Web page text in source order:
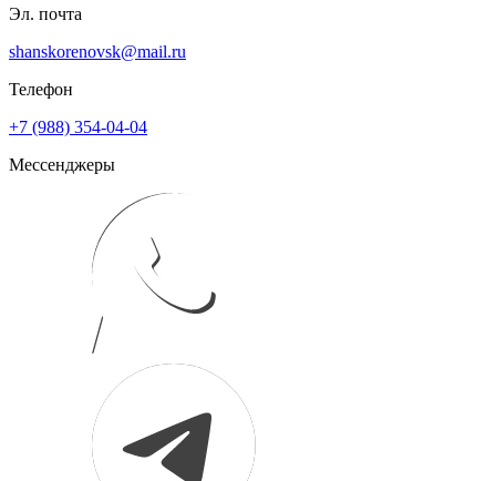
Эл. почта
shanskorenovsk@mail.ru
Телефон
+7 (988) 354-04-04
Мессенджеры